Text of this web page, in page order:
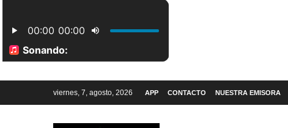
viernes, 7, agosto, 2026 APP CONTACTO NUESTRA EMISORA